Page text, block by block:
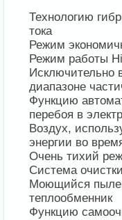
Технологию
тока
Режим
Режим работы
Исключительно
диапазоне
Функцию
перебоя в
Воздух,
энергии во
Очень тихий
Система
Моющийся
теплообменник
Функцию